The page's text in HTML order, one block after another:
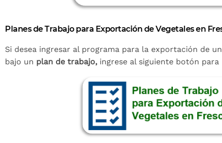
Planes de Trabajo para Exportación de Vegetales en
Si desea ingresar al programa para la exportación de
bajo un plan de trabajo, ingrese al siguiente botón